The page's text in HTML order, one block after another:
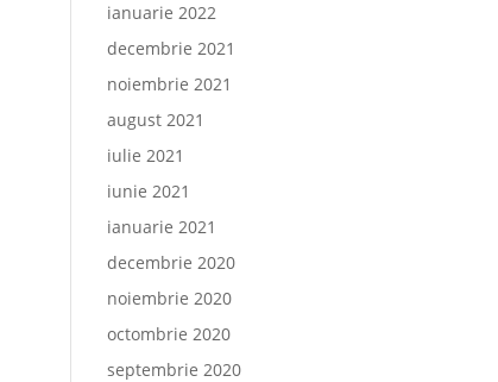
ianuarie 2022
decembrie 2021
noiembrie 2021
august 2021
iulie 2021
iunie 2021
ianuarie 2021
decembrie 2020
noiembrie 2020
octombrie 2020
septembrie 2020